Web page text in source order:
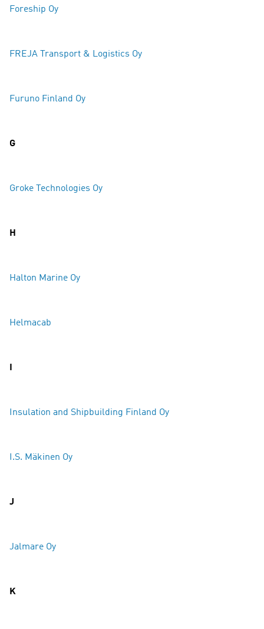
Foreship Oy
FREJA Transport & Logistics Oy
Furuno Finland Oy
G
Groke Technologies Oy
H
Halton Marine Oy
Helmacab
Insulation and Shipbuilding Finland Oy
I.S. Mäkinen Oy
J
Jalmare Oy
K